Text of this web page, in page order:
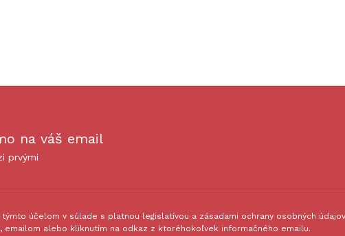
na váš email
prvými
účelom v súlade s platnou legislatívou a zásadami ochrany osobných
alebo kliknutím na odkaz z ktoréhokoľvek informačného emailu.